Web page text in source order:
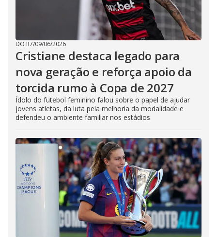
DO R7/09/06/2026
Cristiane destaca legado para
nova geração e reforça apoio da
torcida rumo à Copa de 2027
Ídolo do futebol feminino falou sobre o papel de ajudar
jovens atletas, da luta pela melhoria da modalidade e
defendeu o ambiente familiar nos estádios